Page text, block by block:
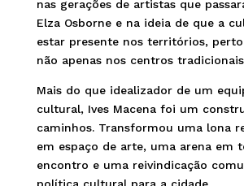
nas gerações de artistas que
Elza Osborne e na ideia de que a
estar presente nos territórios,
não apenas nos centros
Mais do que idealizador de um
cultural, Ives Macena foi um
caminhos. Transformou uma lona
em espaço de arte, uma arena em
encontro e uma reivindicação